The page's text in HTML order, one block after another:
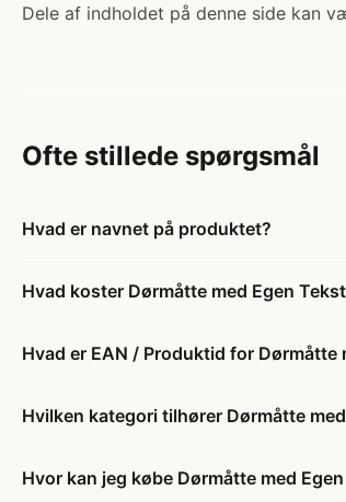
Dele af indholdet på denne side kan
Ofte stillede spørgsmål
Hvad er navnet på produktet?
Hvad koster Dørmåtte med Egen
Hvad er EAN / Produktid for Dørmåtte
Hvilken kategori tilhører Dørmåtte
Hvor kan jeg købe Dørmåtte med